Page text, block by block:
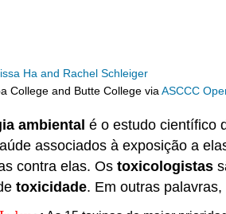
Ha and Rachel Schleiger
College and Butte College viaASCCC
ambiental é o estudo científico
associados à exposição a
contra elas. Os toxicologistas
toxicidade. Em outras